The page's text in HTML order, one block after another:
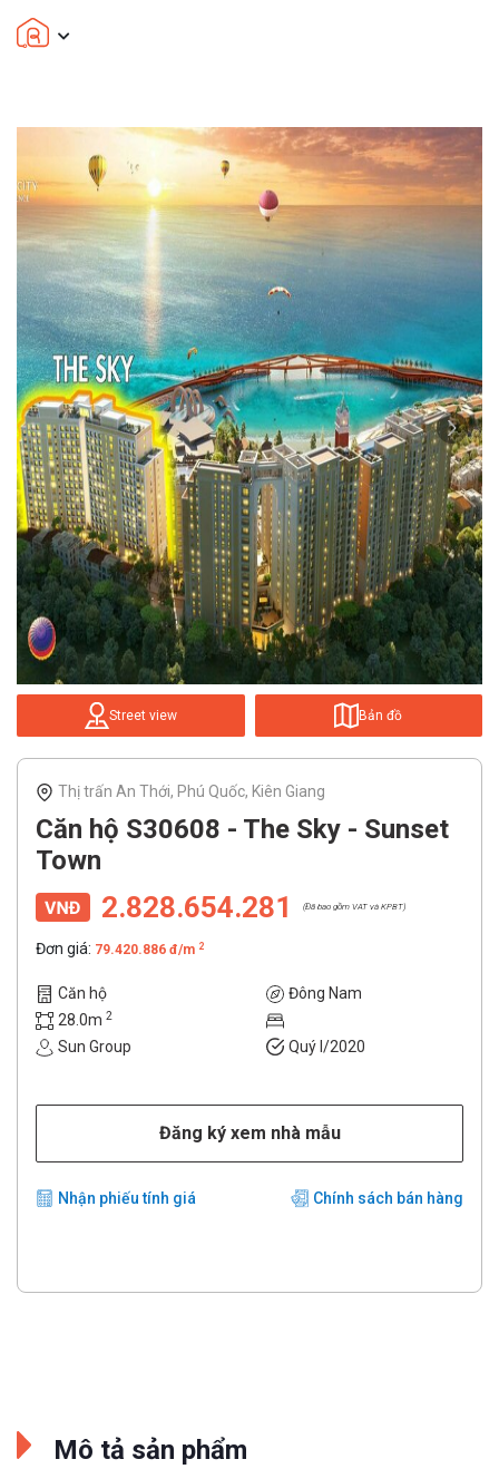
Street view Bản đồ
Thị trấn An Thới, Phú Quốc, Kiên Giang
Căn hộ S30608 - The Sky - Sunset
Town
2.828.654.281 (Đã bao gồm VAT và KPBT)
Đơn giá: 79.420.886 đ/m 2
Căn hộ
Đông Nam
28.0m 2
Sun Group Quý I/2020
Đăng ký xem nhà mẫu
Nhận phiếu tính giá Chính sách bán hàng
Mô tả sản phẩm